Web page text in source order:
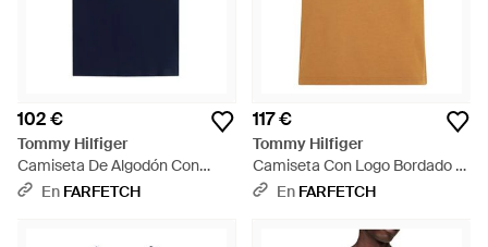
102 €
Tommy Hilfiger
Camiseta De Algodón Con
Logo Estampado - Azul
En FARFETCH
117 €
Tommy Hilfiger
Camiseta Con Logo Bordado -
Naranja
En FARFETCH